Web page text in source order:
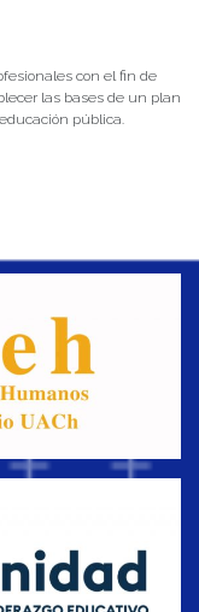
con el fin de
las bases de un plan
pública.